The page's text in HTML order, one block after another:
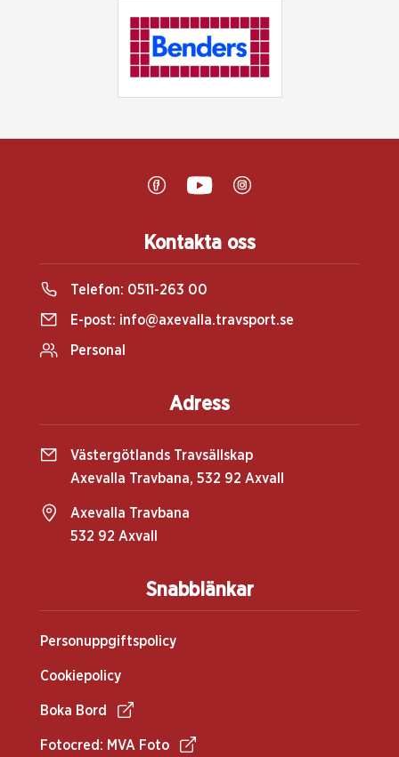
Snabblänkar
Personuppgiftspolicy
Cookiepolicy
Boka Bord
Fotocred: MVA Foto
Kontakta oss
Telefon: 0511-263 00
E-post: info@axevalla.travsport.se
Personal
Adress
Västergötlands Travsällskap
Axevalla Travbana, 532 92 Axvall
Axevalla Travbana
532 92 Axvall